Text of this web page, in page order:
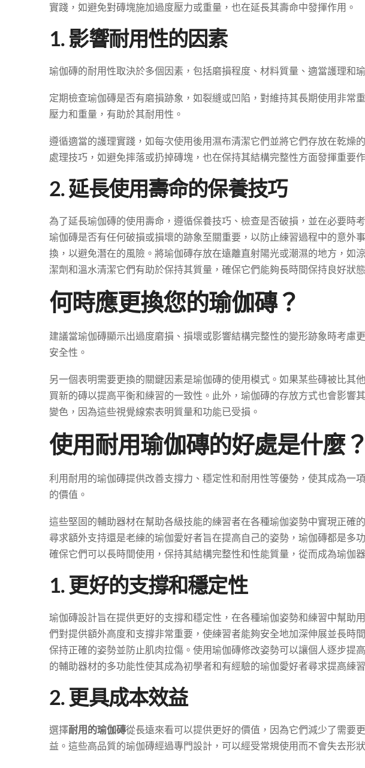
實踐，如避免對磚塊施加過度壓力或重量，也在延長其壽命中發揮作用。
1. 影響耐用性的因素
瑜伽磚的耐用性取決於多個因素，包括磨損程度、材料質量、適當護理和
定期檢查瑜伽磚是否有磨損跡象，如裂縫或凹陷，對維持其長期使用非常
壓力和重量，有助於其耐用性。
遵循適當的護理實踐，如每次使用後用濕布清潔它們並將它們存放在乾燥
處理技巧，如避免摔落或扔掉磚塊，也在保持其結構完整性方面發揮重要作
2. 延長使用壽命的保養技巧
為了延長瑜伽磚的使用壽命，遵循保養技巧、檢查是否破損，並在必要時
瑜伽磚是否有任何破損或損壞的跡象至關重要，以防止練習過程中的意外
換，以避免潛在的風險。將瑜伽磚存放在遠離直射陽光或潮濕的地方，如
潔劑和溫水清潔它們有助於保持其質量，確保它們能夠長時間保持良好狀態
何時應更換您的瑜伽磚？
建議當瑜伽磚顯示出過度磨損、損壞或影響結構完整性的變形跡象時考慮
安全性。
另一個表明需要更換的關鍵因素是瑜伽磚的使用模式。如果某些磚被比其
買新的磚以提高平衡和練習的一致性。此外，瑜伽磚的存放方式也會影響
變色，因為這些視覺線索表明質量和功能已受損。
使用耐用瑜伽磚的好處是什麼？
利用耐用的瑜伽磚提供改善支撐力、穩定性和耐用性等優勢，使其成為一
的價值。
這些堅固的輔助器材在幫助各級技能的練習者在各種瑜伽姿勢中實現正確
尋求額外支持還是老練的瑜伽愛好者旨在提高自己的姿勢，瑜伽磚都是多
確保它們可以長時間使用，保持其結構完整性和性能質量，從而成為瑜伽
1. 更好的支撐和穩定性
瑜伽磚設計旨在提供更好的支撐和穩定性，在各種瑜伽姿勢和練習中幫助
們對提供額外高度和支撐非常重要，使練習者能夠安全地加深伸展並長時
保持正確的姿勢並防止肌肉拉傷。使用瑜伽磚修改姿勢可以讓個人逐步提
的輔助器材的多功能性使其成為初學者和有經驗的瑜伽愛好者尋求提高練
2. 更具成本效益
選擇耐用的瑜伽磚從長遠來看可以提供更好的價值，因為它們減少了需要
益。這些高品質的瑜伽磚經過專門設計，可以經受常規使用而不會失去形